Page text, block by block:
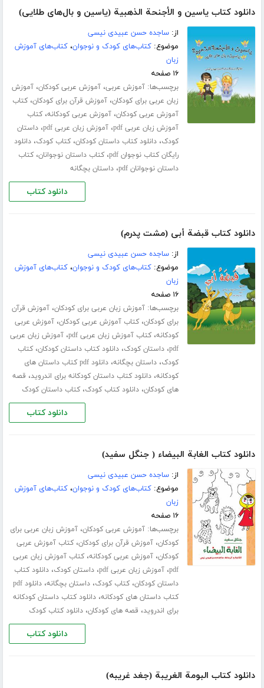
دانلود کتاب یاسین و الأجنحة الذهبیة (یاسین و بال‌های طلایی)
از:ساجده حسن عبیدی نیسی
موضوع:کتاب‌های کودک و نوجوان،کتاب‌های آموزش
زبان
۱۶ صفحه
برچسب‌ها:آموزش عربی،آموزش عربی کودکان،آموزش
زبان عربی برای کودکان،آموزش قرآن برای کودکان،کتاب
آموزش عربی کودکان،آموزش عربی کودکانه،کتاب
آموزش زبان عربی pdf
،آموزش زبان عربی pdf ،داستان
کودک،دانلود کتاب داستان کودکان،کتاب کودک،دانلود
رایگان کتاب نوجوان pdf
،کتاب داستان نوجوانان،کتاب
داستان نوجوانان pdf
،داستان بچگانه
دانلود کتاب
دانلود کتاب قبضة أبی (مشت پدرم)
از:ساجده حسن عبیدی نیسی
موضوع:کتاب‌های کودک و نوجوان،کتاب‌های آموزش
زبان
۱۶ صفحه
برچسب‌ها:آموزش زبان عربی برای کودکان،آموزش قرآن
برای کودکان،کتاب آموزش عربی کودکان،آموزش عربی
کودکانه،کتاب آموزش زبان عربی pdf ،آموزش زبان عربی
pdf،داستان کودک،دانلود کتاب داستان کودکان،کتاب
کودک،داستان بچگانه،
دانلود pdf کتاب داستان های
کودکانه،دانلود کتاب داستان کودکانه برای اندروید، قصه
های کودکان،دانلود کتاب کودک،کتاب داستان کودک
دانلود کتاب
دانلود کتاب الغابة البیضاء ( جنگل سفید)
از:ساجده حسن عبیدی نیسی
موضوع:کتاب‌های کودک و نوجوان،کتاب‌های آموزش
زبان
۱۶ صفحه
برچسب‌ها:آموزش عربی کودکان،آموزش زبان عربی برای
کودکان،آموزش قرآن برای کودکان،کتاب آموزش عربی
کودکان،آموزش عربی کودکانه،کتاب آموزش زبان عربی
pdf،آموزش زبان عربی pdf ،داستان کودک،دانلود کتاب
داستان کودکان،کتاب کودک،داستان بچگانه،
دانلود pdf
کتاب داستان های کودکانه،دانلود کتاب داستان کودکانه
برای اندروید، قصه های کودکان،دانلود کتاب کودک
دانلود کتاب
دانلود کتاب البومة الغریبة (جغد غریبه)